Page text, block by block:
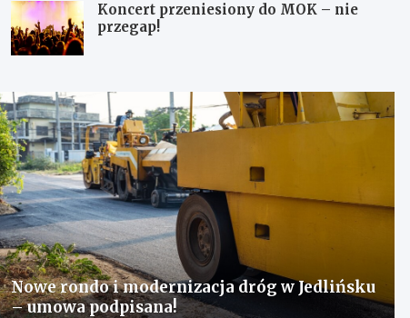
Koncert przeniesiony do MOK – nie
przegap!
Nowe rondo i modernizacja dróg w Jedlińsku
– umowa podpisana!